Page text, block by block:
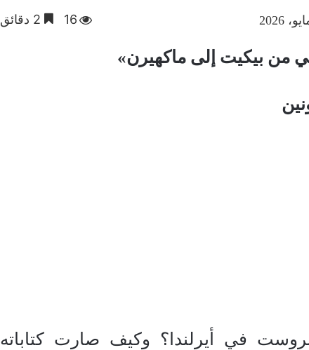
16
من بيكيت إلى ماكهيرن»
في أيرلندا؟ وكيف صارت كتاباته